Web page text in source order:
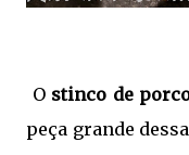
O stinco de
peça grande